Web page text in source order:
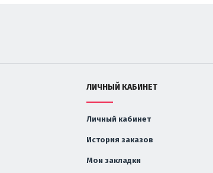
ЛИЧНЫЙ КАБИНЕТ
Личный кабинет
История заказов
Мои закладки